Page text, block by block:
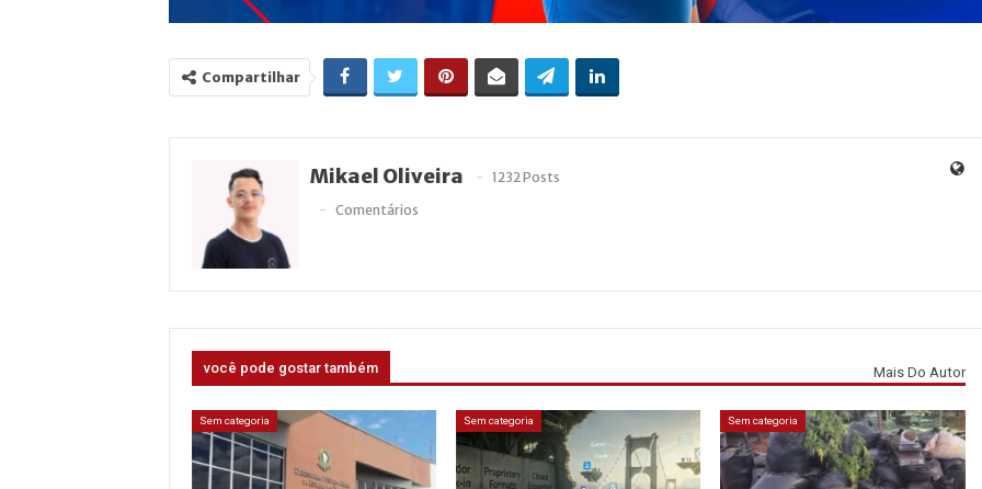
Compartilhar
Mikael Oliveira
1232 Posts
Comentários
você pode gostar também Mais Do Autor
Sem categoria Sem categoria Sem categoria